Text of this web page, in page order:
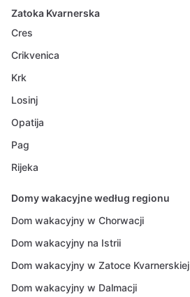
Zatoka Kvarnerska
Cres
Crikvenica
Krk
Losinj
Opatija
Pag
Rijeka
Domy wakacyjne według regionu
Dom wakacyjny w Chorwacji
Dom wakacyjny na Istrii
Dom wakacyjny w Zatoce Kvarnerskiej
Dom wakacyjny w Dalmacji